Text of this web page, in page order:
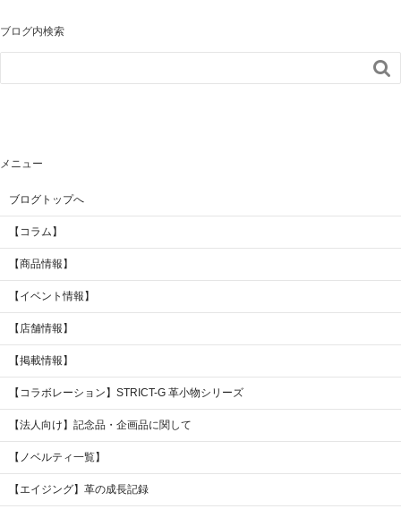
ブログ内検索

メニュー
ブログトップへ
【コラム】
【商品情報】
【イベント情報】
【店舗情報】
【掲載情報】
【コラボレーション】STRICT-G 革小物シリーズ
【法人向け】記念品・企画品に関して
【ノベルティ一覧】
【エイジング】革の成長記録